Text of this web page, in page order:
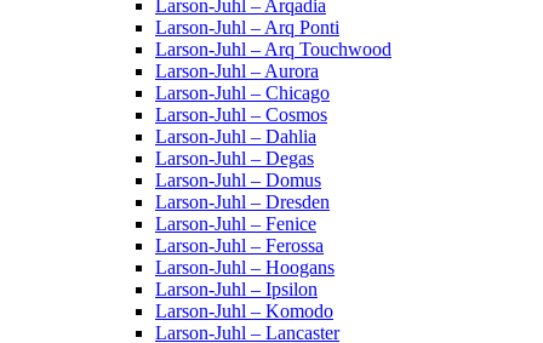
Larson-Juhl – Arqadia
Larson-Juhl – Arq Ponti
Larson-Juhl – Arq Touchwood
Larson-Juhl – Aurora
Larson-Juhl – Chicago
Larson-Juhl – Cosmos
Larson-Juhl – Dahlia
Larson-Juhl – Degas
Larson-Juhl – Domus
Larson-Juhl – Dresden
Larson-Juhl – Fenice
Larson-Juhl – Ferossa
Larson-Juhl – Hoogans
Larson-Juhl – Ipsilon
Larson-Juhl – Komodo
Larson-Juhl – Lancaster